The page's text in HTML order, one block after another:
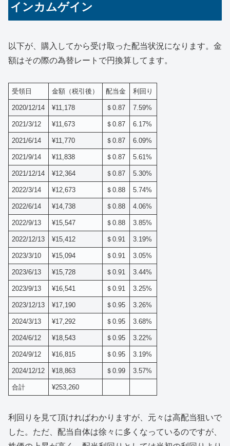
インカムゲイン
以下が、購入してから受け取った配当状況になります。金
額はその際の為替レートで円換算してます。
受領日 金額（税引後） 配当金 利回り
2020/12/14 ¥11,178 ＄0.87 7.59%
2021/3/12 ¥11,673 ＄0.87 6.17%
2021/6/14 ¥11,770 ＄0.87 6.09%
2021/9/14 ¥11,838 ＄0.87 5.61%
2021/12/14 ¥12,364 ＄0.87 5.30%
2022/3/14 ¥12,673 ＄0.88 5.74%
2022/6/14 ¥14,738 ＄0.88 4.06%
2022/9/13 ¥15,547 ＄0.88 3.85%
2022/12/13 ¥15,412 ＄0.91 3.19%
2023/3/10 ¥15,094 ＄0.91 3.05%
2023/6/13 ¥15,728 ＄0.91 3.44%
2023/9/13 ¥16,541 ＄0.91 3.25%
2023/12/13 ¥17,190 ＄0.95 3.26%
2024/3/13 ¥17,292 ＄0.95 3.68%
2024/6/12 ¥18,543 ＄0.95 3.22%
2024/9/12 ¥16,815 ＄0.95 3.19%
2024/12/12 ¥18,863 ＄0.99 3.57%
合計 ¥253,260
利回りを見て頂ければわかりますが、元々は高配当狙いで
した。ただ、配当自体は徐々に多くなっているのですが、